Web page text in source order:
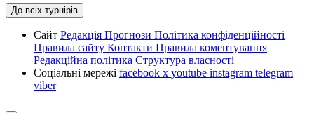
До всіх турнірів
Сайт Редакція Прогнози Політика конфіденційності
Правила сайту Контакти Правила коментування
Редакційна політика Структура власності
Соціальні мережі facebook x youtube instagram telegram
viber